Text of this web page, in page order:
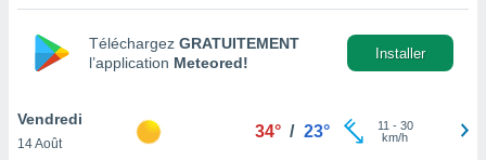
ainsi
un
la
du
Téléchargez GRATUITEMENT
l’application Meteored!
Installer
Vendredi
14 Août
34° / 23° 11 - 30
km/h